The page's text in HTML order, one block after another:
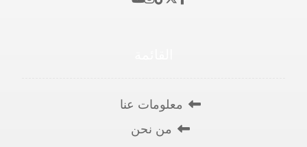
معلومات عنا
من نحن